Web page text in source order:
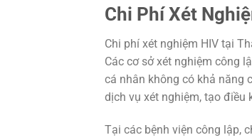
Chi Phí Xét
Chi phí xét nghiệm HIV tại
Các cơ sở xét nghiệm công
cá nhân không có khả năng
dịch vụ xét nghiệm, tạo điều
Tại các bệnh viện công lập,